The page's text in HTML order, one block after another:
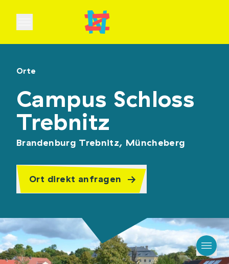
Open main menu
Orte
Campus Schloss
Trebnitz
Brandenburg Trebnitz, Müncheberg
Ort direkt anfragen